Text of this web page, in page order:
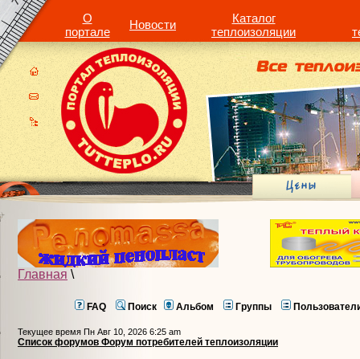
О
портале
Новости
Каталог
теплоизоляции
Главная \
FAQ Поиск Альбом Группы
Текущее время Пн Авг 10, 2026 6:25 am
Список форумов Форум потребителей теплоизоляции